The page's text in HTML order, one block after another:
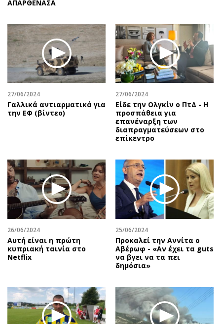
ΑΠΑΡΘΕΝΑΣΑ
27/06/2024
Γαλλικά αντιαρματικά για
την ΕΦ (βίντεο)
27/06/2024
Είδε την Ολγκίν ο ΠτΔ - Η
προσπάθεια για
επανέναρξη των
διαπραγματεύσεων στο
επίκεντρο
26/06/2024
Αυτή είναι η πρώτη
κυπριακή ταινία στο
Netflix
25/06/2024
Προκαλεί την Αννίτα ο
Αβέρωφ - «Αν έχει τα guts
να βγει να τα πει
δημόσια»